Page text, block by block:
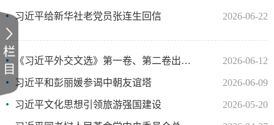
2026-06-22
习近平给新华社老党员张连生回信
2026-06-12
《习近平外交文选》第一卷、第二卷出版发行
2026-06-09
习近平和彭丽媛参谒中朝友谊塔
2026-05-20
习近平文化思想引领旅游强国建设